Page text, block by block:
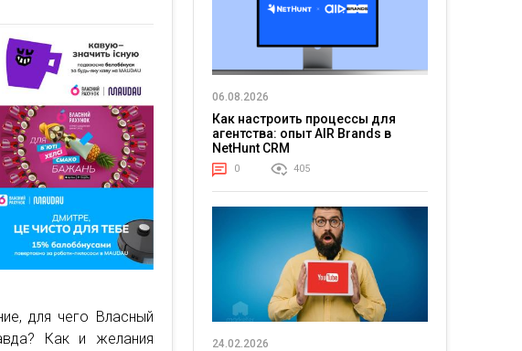
для чего Власный
Как и желания
06.08.2026
Как настроить процессы для
агентства: опыт AIR Brands в
NetHunt CRM
0 405
24.02.2026